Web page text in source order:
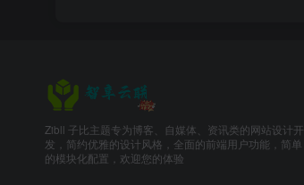
Zibll 子比主题专为博客、自媒体、资讯类的网站设计开
发，简约优雅的设计风格，全面的前端用户功能，简单
的模块化配置，欢迎您的体验